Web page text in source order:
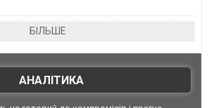
БІЛЬШЕ
АНАЛІТИКА